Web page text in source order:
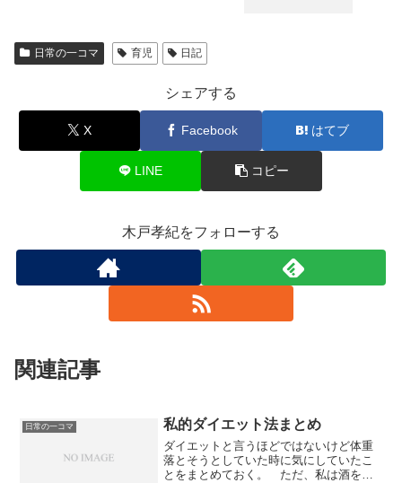
日常の一コマ 育児 日記
シェアする
X Facebook はてブ
LINE コピー
木戸孝紀をフォローする
関連記事
日常の一コマ 私的ダイエット法まとめ
ダイエットと言うほどではないけど体重
落とそうとしていた時に気にしていたこ
とをまとめておく。 ただ、私は酒をま